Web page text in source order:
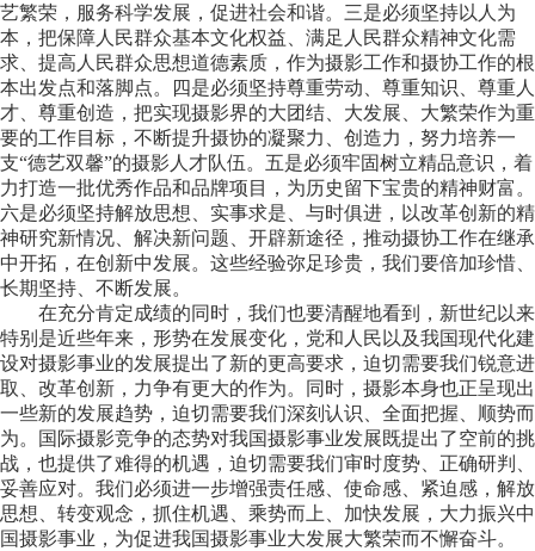
艺繁荣，服务科学发展，促进社会和谐。三是必须坚持以人为
本，把保障人民群众基本文化权益、满足人民群众精神文化需
求、提高人民群众思想道德素质，作为摄影工作和摄协工作的根
本出发点和落脚点。四是必须坚持尊重劳动、尊重知识、尊重人
才、尊重创造，把实现摄影界的大团结、大发展、大繁荣作为重
要的工作目标，不断提升摄协的凝聚力、创造力，努力培养一
支“德艺双馨”的摄影人才队伍。五是必须牢固树立精品意识，着
力打造一批优秀作品和品牌项目，为历史留下宝贵的精神财富。
六是必须坚持解放思想、实事求是、与时俱进，以改革创新的精
神研究新情况、解决新问题、开辟新途径，推动摄协工作在继承
中开拓，在创新中发展。这些经验弥足珍贵，我们要倍加珍惜、
长期坚持、不断发展。
在充分肯定成绩的同时，我们也要清醒地看到，新世纪以来
特别是近些年来，形势在发展变化，党和人民以及我国现代化建
设对摄影事业的发展提出了新的更高要求，迫切需要我们锐意进
取、改革创新，力争有更大的作为。同时，摄影本身也正呈现出
一些新的发展趋势，迫切需要我们深刻认识、全面把握、顺势而
为。国际摄影竞争的态势对我国摄影事业发展既提出了空前的挑
战，也提供了难得的机遇，迫切需要我们审时度势、正确研判、
妥善应对。我们必须进一步增强责任感、使命感、紧迫感，解放
思想、转变观念，抓住机遇、乘势而上、加快发展，大力振兴中
国摄影事业，为促进我国摄影事业大发展大繁荣而不懈奋斗。